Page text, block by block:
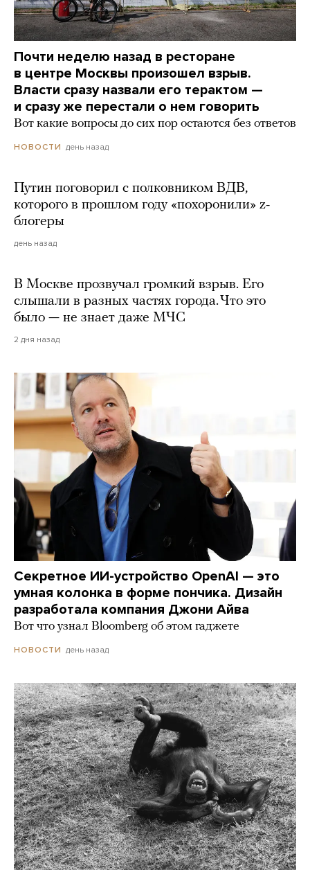
Почти неделю назад в ресторане
в центре Москвы произошел взрыв.
Власти сразу назвали его терактом —
и сразу же перестали о нем говорить
Вот какие вопросы до сих пор остаются без ответов
НОВОСТИ день назад
Путин поговорил с полковником ВДВ,
которого в прошлом году «похоронили» z-
блогеры
день назад
В Москве прозвучал громкий взрыв. Его
слышали в разных частях города. Что это
было — не знает даже МЧС
2 дня назад
Секретное ИИ-устройство OpenAI — это
умная колонка в форме пончика. Дизайн
разработала компания Джони Айва
Вот что узнал Bloomberg об этом гаджете
НОВОСТИ день назад